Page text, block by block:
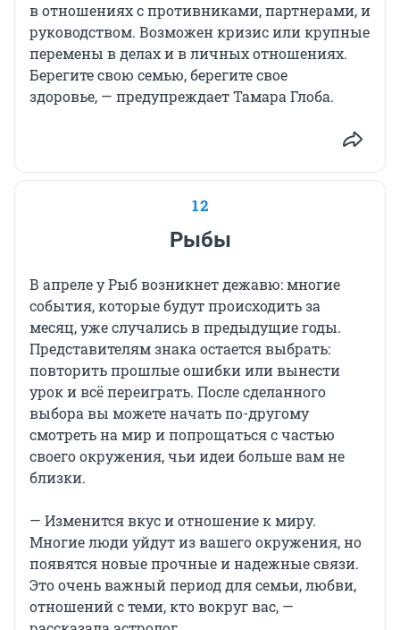
в отношениях с противниками, партнерами, и
руководством. Возможен кризис или крупные
перемены в делах и в личных отношениях.
Берегите свою семью, берегите свое
здоровье, — предупреждает Тамара Глоба.
12
Рыбы
В апреле у Рыб возникнет дежавю: многие
события, которые будут происходить за
месяц, уже случались в предыдущие годы.
Представителям знака остается выбрать:
повторить прошлые ошибки или вынести
урок и всё переиграть. После сделанного
выбора вы можете начать по-другому
смотреть на мир и попрощаться с частью
своего окружения, чьи идеи больше вам не
близки.
— Изменится вкус и отношение к миру.
Многие люди уйдут из вашего окружения, но
появятся новые прочные и надежные связи.
Это очень важный период для семьи, любви,
отношений с теми, кто вокруг вас, —